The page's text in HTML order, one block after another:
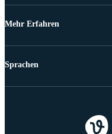
Mehr Erfahren
Sprachen